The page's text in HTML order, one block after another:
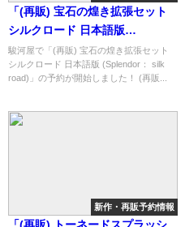
「(再販) 宝石の煌き拡張セット
シルクロード 日本語版
(Splendor： silk road)」の概略
と予約購入可能なショップ紹
介！
駿河屋で「(再販) 宝石の煌き拡張セット
シルクロード 日本語版 (Splendor： silk
road)」の予約が開始しました！ (再販...
新作・再販予約情報